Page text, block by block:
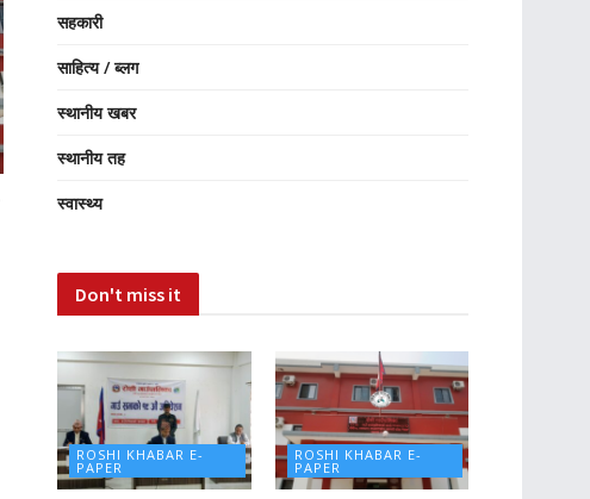
सहकारी
साहित्य / ब्लग
स्थानीय खबर
स्थानीय तह
स्वास्थ्य
Don't miss it
ROSHI KHABAR E-
PAPER
ROSHI KHABAR E-
PAPER